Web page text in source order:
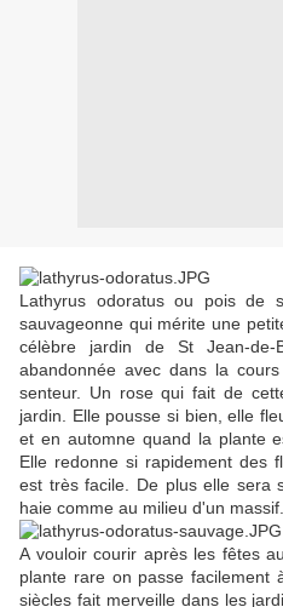
Lathyrus odoratus ou pois de
sauvageonne qui mérite une
célèbre jardin de St Jean-de-
abandonnée avec dans la
senteur. Un rose qui fait de
jardin. Elle pousse si bien, elle
et en automne quand la plante
Elle redonne si rapidement des
est très facile. De plus elle sera
haie comme au milieu d'un massif.
A vouloir courir après les fêtes
plante rare on passe facilement
siècles fait merveille dans les